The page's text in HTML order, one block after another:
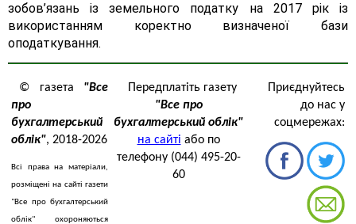
зобов’язань із земельного податку на 2017 рік із
використанням коректно визначеної бази
оподаткування.
© газета "Все
про
бухгалтерський
облік", 2018-2026
Всі права на матеріали,
розміщені на сайті газети
"Все про бухгалтерський
облік" охороняються
Передплатіть газету
"Все про
бухгалтерський облік"
на сайті або по
телефону (044) 495-20-
60
Приєднуйтесь
до нас у
соцмережах: